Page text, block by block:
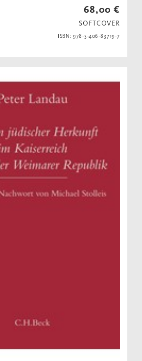
68,00 €
SOFTCOVER
ISBN: 978-3-406-83719-7